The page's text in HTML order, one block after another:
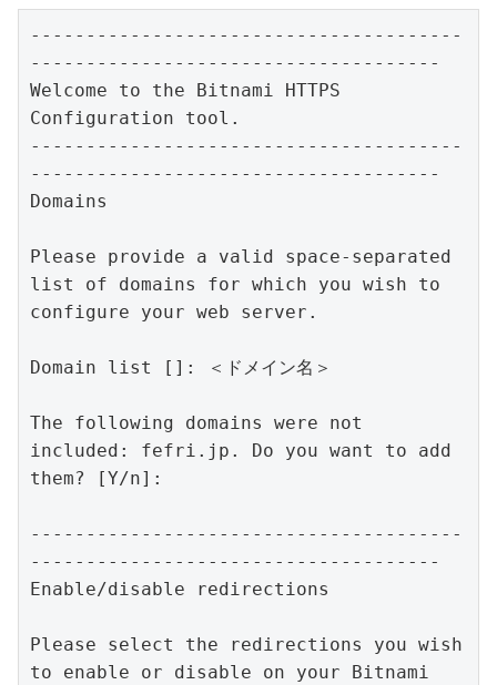
---------------------------------------
-------------------------------------
Welcome to the Bitnami HTTPS
Configuration tool.
---------------------------------------
-------------------------------------
Domains
Please provide a valid space-separated
list of domains for which you wish to
configure your web server.
Domain list []: ＜ドメイン名＞
The following domains were not
included: fefri.jp. Do you want to add
them? [Y/n]:
---------------------------------------
-------------------------------------
Enable/disable redirections
Please select the redirections you wish
to enable or disable on your Bitnami